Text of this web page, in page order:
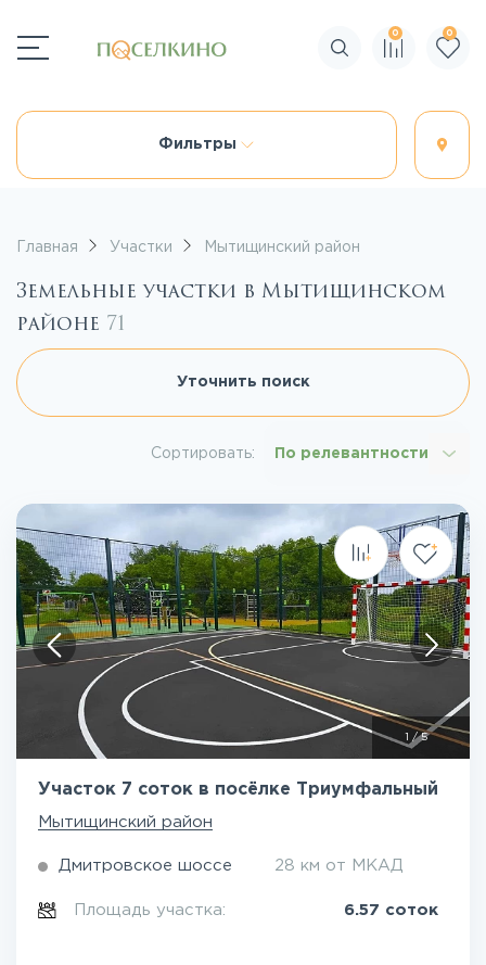
Поиск по сайту
0 0
Фильтры
Главная Участки Мытищинский район
Земельные участки в Мытищинском
районе 71
Уточнить поиск
Сортировать: По релевантности
/5
Участок 7 соток в посёлке Триумфальный
Мытищинский район
Дмитровское шоссе 28 км от МКАД
Площадь участка: 6.57 соток